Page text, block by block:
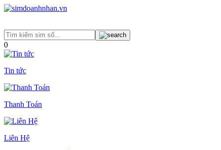
0
Tin tức
Thanh Toán
Liên Hệ